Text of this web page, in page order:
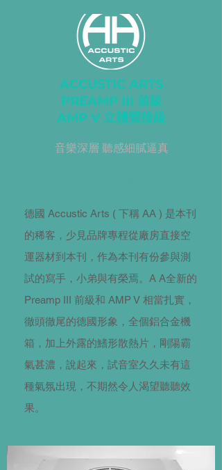
ACCUSTIC ARTS
PREAMP III 前級
AMP V 立體聲後級
音樂深層 聽感細膩逼真
德國 Accustic Arts ( 下稱 AA ) 是本刊
的稀客，少見品牌專程從廠房直接空
運器材到本刊，作為本刊有份參與測
試的寫手，小弟與有榮焉。A A全新的
Preamp III 前級和 AMP V 相當扎實，
徹頭徹尾的德國形象，全個鋁合金機
箱，加上外露的鰭形散熱片，剛陽霸
氣甚濃，說起來，試音室久久未有這
種氣氛出現，不期然令人渴望聽聽效
果。